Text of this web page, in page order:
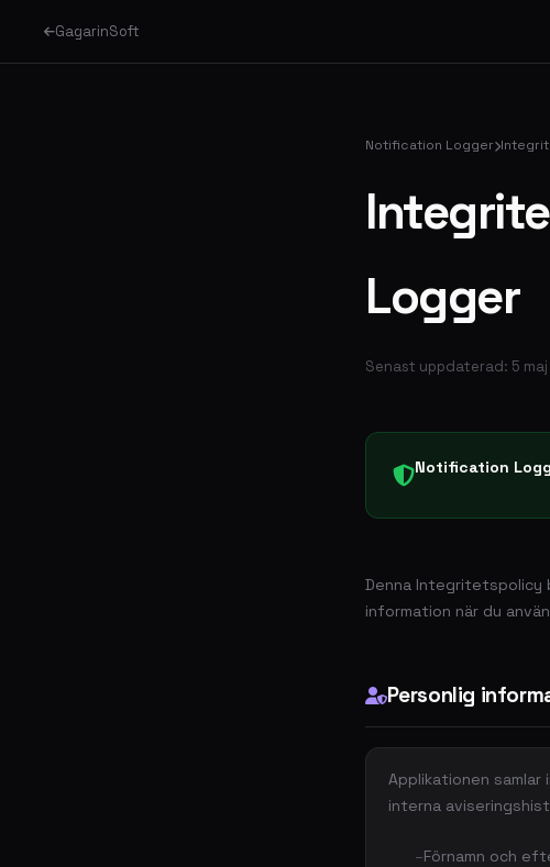
GagarinSoft
Notification Logger
Logger
Senast uppdaterad: 5
Notification
Denna Integritetspolicy
information när du
Personlig
Applikationen samlar
interna
Förnamn och